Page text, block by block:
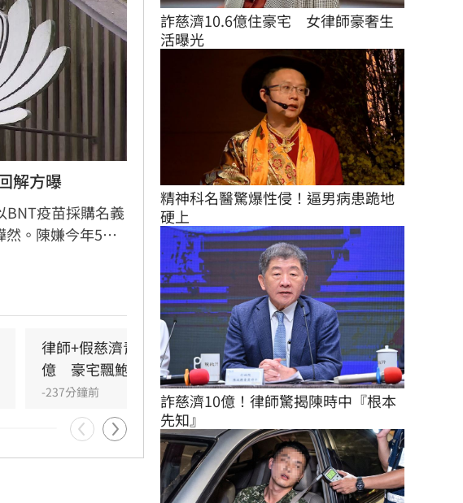
「這時」調
不斷更新／8日國籍航空、
船班異動一次看
-41分鐘前
用路人注意！颱
局列8警戒路段
-37分鐘前
解方曝
BNT疫苗採購名義
。陳嫌今年5月
發表聲明，表示
容顯得被動且不尋
律師+假慈濟青年吸金10
億　豪宅飄鮑魚味
-237分鐘前
別想躲在受害者3字後面！
她要慈濟給交代
-179分鐘前
詐慈濟10.6億住豪宅　女律師豪奢生
活曝光
精神科名醫驚爆性侵！逼男病患跪地
硬上
詐慈濟10億！律師驚揭陳時中『根本
先知』